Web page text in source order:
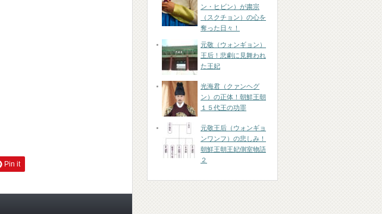
Pin it
ン・ヒビン）が粛宗
（スクチョン）の心を
奪った日々！
元敬（ウォンギョン）
王后！悲劇に見舞われ
た王妃
光海君（クァンヘグ
ン）の正体！朝鮮王朝
１５代王の功罪
元敬王后（ウォンギョ
ンワンフ）の悲しみ！
朝鮮王朝王妃側室物語
２